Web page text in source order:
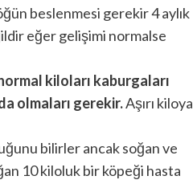
beslenmesi gerekir 4 aylık
eğer gelişimi normalse
kiloları kaburgaları
olmaları gerekir.Aşırı kiloya
bilirler ancak soğan ve
10 kiloluk bir köpeği hasta